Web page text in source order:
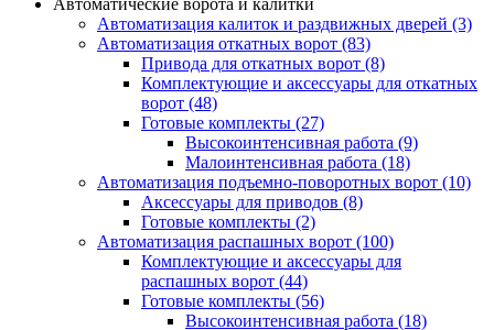
Автоматические ворота и калитки
Автоматизация калиток и раздвижных дверей (3)
Автоматизация откатных ворот (83)
Привода для откатных ворот (8)
Комплектующие и аксессуары для откатных
ворот (48)
Готовые комплекты (27)
Высокоинтенсивная работа (9)
Малоинтенсивная работа (18)
Автоматизация подъемно-поворотных ворот (10)
Аксессуары для приводов (8)
Готовые комплекты (2)
Автоматизация распашных ворот (100)
Комплектующие и аксессуары для
распашных ворот (44)
Готовые комплекты (56)
Высокоинтенсивная работа (18)